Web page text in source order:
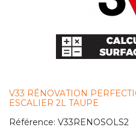
V33 RÉNOVATION
ESCALIER 2L TAUPE
Référence: V33RENOSOLS2